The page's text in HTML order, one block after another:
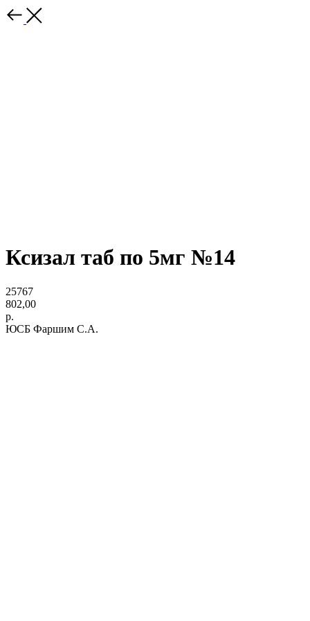
Ксизал таб по 5мг №14
25767
802,00
р.
ЮСБ Фаршим С.А.